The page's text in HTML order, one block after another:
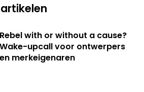
Rebel with or without a cause?
Wake-upcall voor ontwerpers
en merkeigenaren